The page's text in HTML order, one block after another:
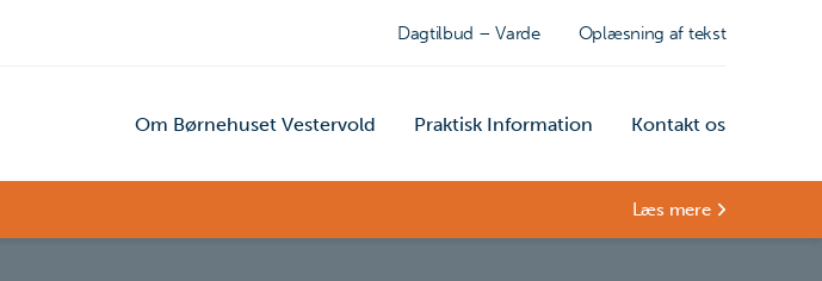
Dagtilbud – Varde Oplæsning af tekst
Om Børnehuset Vestervold Praktisk Information Kontakt os
Læs mere